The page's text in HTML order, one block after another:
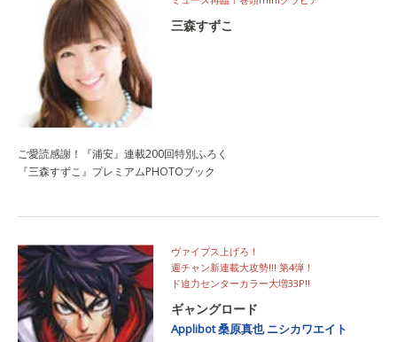
三森すずこ
ご愛読感謝！『浦安』連載200回特別ふろく
『三森すずこ』プレミアムPHOTOブック
ヴァイブス上げろ！
週チャン新連載大攻勢!!! 第4弾！
ド迫力センターカラー大増33P!!
ギャングロード
Applibot桑原真也 ニシカワエイト